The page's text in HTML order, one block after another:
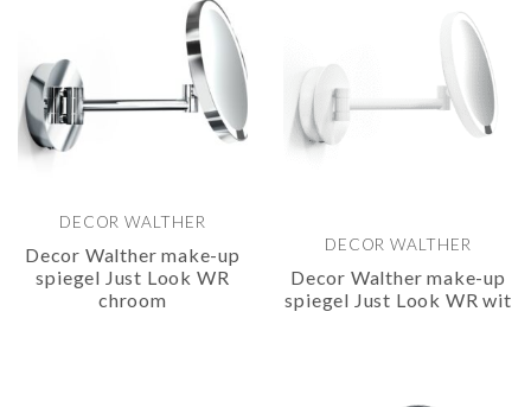
DECOR WALTHER
Decor Walther make-up
spiegel Just Look WR
chroom
DECOR WALTHER
Decor Walther make-up
spiegel Just Look WR wit